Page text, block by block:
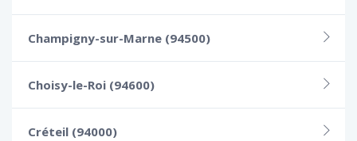
Champigny-sur-Marne (94500)
Choisy-le-Roi (94600)
Créteil (94000)